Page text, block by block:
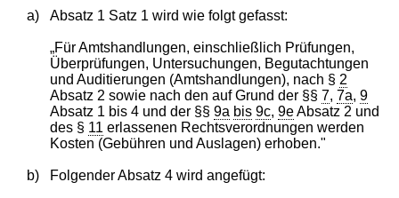
a) Absatz 1 Satz 1 wird wie folgt gefasst:
„Für Amtshandlungen, einschließlich Prüfungen,
Überprüfungen, Untersuchungen, Begutachtungen
und Auditierungen (Amtshandlungen), nach § 2
Absatz 2 sowie nach den auf Grund der §§ 7, 7a, 9
Absatz 1 bis 4 und der §§ 9a bis 9c, 9eAbsatz 2 und
des § 11 erlassenen Rechtsverordnungen werden
Kosten (Gebühren und Auslagen) erhoben."
b) Folgender Absatz 4 wird angefügt: